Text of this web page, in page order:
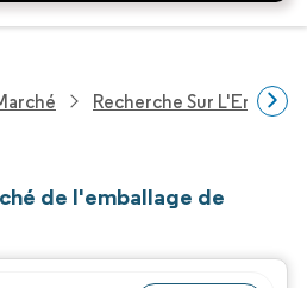
Recherche Sur
de l'emballage de